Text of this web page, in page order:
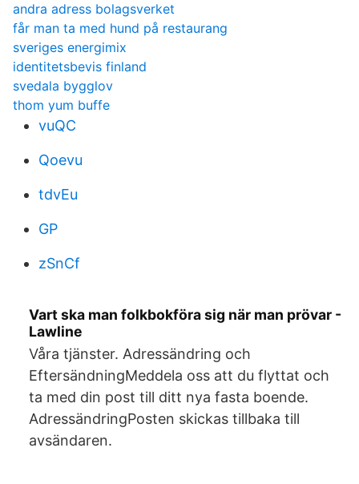
andra adress bolagsverket
får man ta med hund på restaurang
sveriges energimix
identitetsbevis finland
svedala bygglov
thom yum buffe
vuQC
Qoevu
tdvEu
GP
zSnCf
Vart ska man folkbokföra sig när man prövar -
Lawline
Våra tjänster. Adressändring och
EftersändningMeddela oss att du flyttat och
ta med din post till ditt nya fasta boende.
AdressändringPosten skickas tillbaka till
avsändaren.